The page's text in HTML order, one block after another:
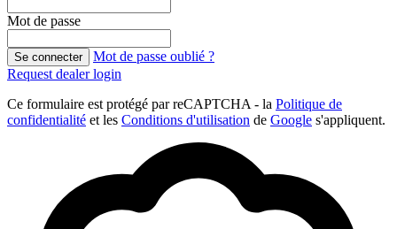
Mot de passe
Se connecter
Mot de passe oublié ?
Request dealer login
Ce formulaire est protégé par reCAPTCHA - la Politique de
confidentialité et les Conditions d'utilisation de Google s'appliquent.